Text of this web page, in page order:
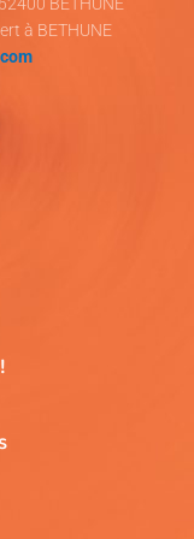
BETHUNE
à BETHUNE